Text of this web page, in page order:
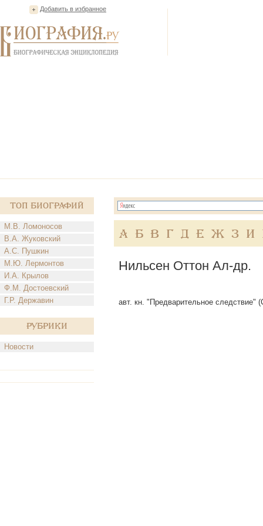
Добавить в избранное
Топ Биографий
М.В. Ломоносов
В.А. Жуковский
А.С. Пушкин
М.Ю. Лермонтов
И.А. Крылов
Ф.М. Достоевский
Г.Р. Державин
Рубрики
Новости
А Б В Г Д Е Ж З И
Нильсен Оттон Ал-др.
авт. кн. "Предварительное следствие"